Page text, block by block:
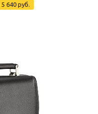
5 640 руб.